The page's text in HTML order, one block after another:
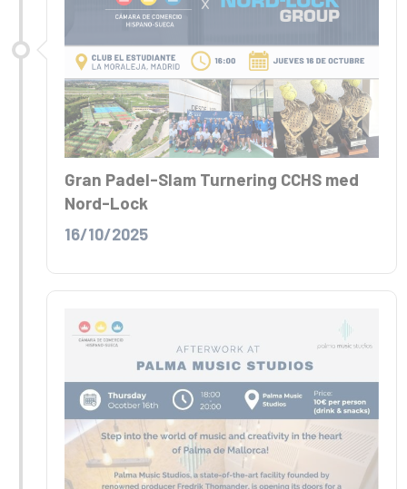
Gran Padel-Slam Turnering CCHS med
Nord-Lock
16/10/2025